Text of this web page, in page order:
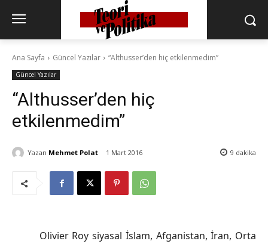
Ana Sayfa Güncel Yazılar “Althusser’den hiç etkilenmedim”
Güncel Yazılar
“Althusser’den hiç
etkilenmedim”
Yazan Mehmet Polat 1 Mart 2016 9 dakika
Olivier Roy siyasal İslam, Afganistan, İran, Orta